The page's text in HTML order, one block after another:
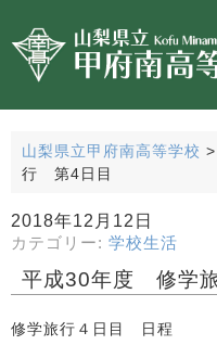
山梨県立甲府南高等学校 >
行 第4日目
2018年12月12日
カテゴリー: 学校生活
平成30年度 修学
修学旅行４日目 日程